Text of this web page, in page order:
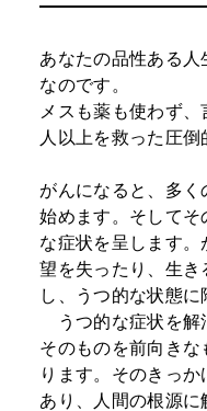
あなたの品性ある
なのです。
メスも薬も使わず
人以上を救った圧倒
がんになると、多
始めます。そして
な症状を呈します
望を失ったり、生き
し、うつ的な状態に
うつ的な症状を解
そのものを前向き
ります。そのきっ
あり、人間の根源に